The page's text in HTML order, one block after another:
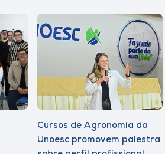
Cursos de Agronomia da
Unoesc promovem palestra